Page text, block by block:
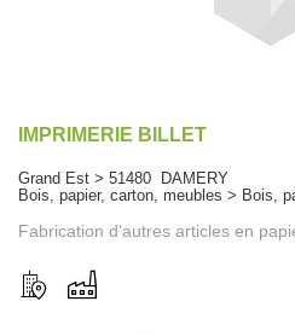
IMPRIMERIE BILLET
Grand Est > 51480 DAMERY
Bois, papier, carton, meubles > Bois,
Fabrication d'autres articles en